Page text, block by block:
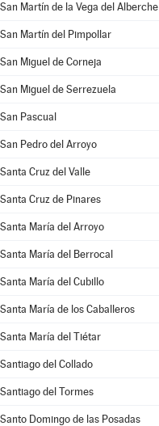
San Martín de la Vega del Alberche
San Martín del Pimpollar
San Miguel de Corneja
San Miguel de Serrezuela
San Pascual
San Pedro del Arroyo
Santa Cruz del Valle
Santa Cruz de Pinares
Santa María del Arroyo
Santa María del Berrocal
Santa María del Cubillo
Santa María de los Caballeros
Santa María del Tiétar
Santiago del Collado
Santiago del Tormes
Santo Domingo de las Posadas